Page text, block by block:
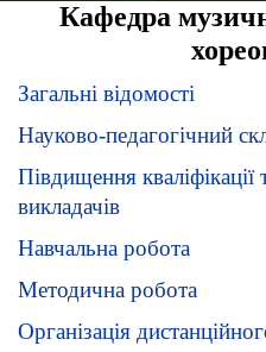
Кафедра
Загальні відомості
Науково-педагогічний
Півдищення кваліфікації
викладачів
Навчальна робота
Методична робота
Організація